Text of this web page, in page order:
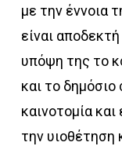
με την έννοια
είναι
υπόψη της το
και το
καινοτομία
την υιοθέτηση